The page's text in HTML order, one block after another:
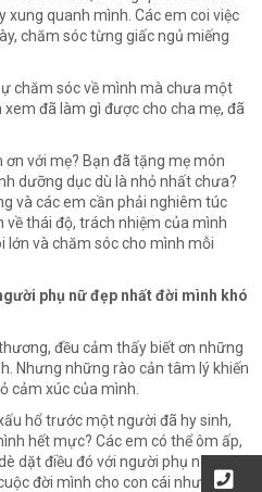
xung quanh mình. Các em coi việc
chăm sóc từng giấc ngủ miếng
chăm sóc về mình mà chưa một
đã làm gì được cho cha mẹ, đã
với mẹ? Bạn đã tặng mẹ món
dưỡng dục dù là nhỏ nhất chưa?
và các em cần phải nghiêm túc
thái độ, trách nhiệm của mình
lớn và chăm sóc cho mình mỗi
phụ nữ đẹp nhất đời mình khó
đều cảm thấy biết ơn những
Nhưng những rào cản tâm lý khiến
cảm xúc của mình.
hổ trước một người đã hy sinh,
hết mực? Các em có thể ôm ấp,
dặt điều đó với người phụ nữ đã
đời mình cho con cái như vậy